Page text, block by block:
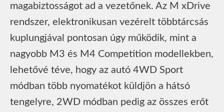
magabiztosságot ad a vezetőnek. Az M xDrive
rendszer, elektronikusan vezérelt többtárcsás
kuplungjával pontosan úgy működik, mint a
nagyobb M3 és M4 Competition modellekben,
lehetővé téve, hogy az autó 4WD Sport
módban több nyomatékot küldjön a hátsó
tengelyre, 2WD módban pedig az összes erőt